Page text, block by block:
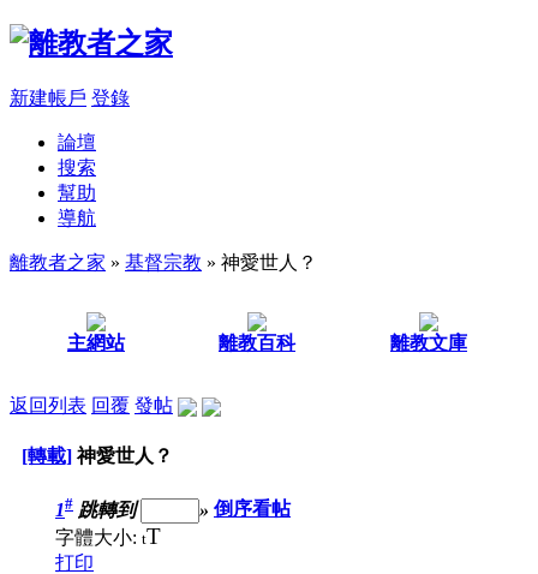
新建帳戶 登錄
論壇
搜索
幫助
導航
離教者之家 » 基督宗教 » 神愛世人？
主網站 離教百科 離教文庫
返回列表 回覆 發帖
[轉載]神愛世人？
1# 跳轉到 » 倒序看帖
字體大小: tT
打印